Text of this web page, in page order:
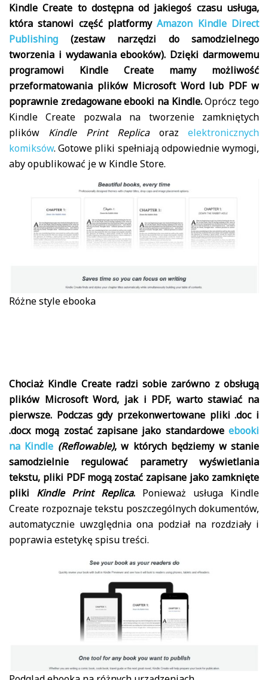
Kindle Create to dostępna od jakiegoś czasu usługa,
która stanowi część platformyAmazon Kindle Direct
Publishing (zestaw narzędzi do samodzielnego
tworzenia i wydawania ebooków). Dzięki darmowemu
programowi Kindle Create mamy możliwość
przeformatowania plików Microsoft Word lub PDF w
poprawnie zredagowane ebooki na Kindle.Oprócz tego
Kindle Create pozwala na tworzenie zamkniętych
plików Kindle Print Replicaorazelektronicznych
komiksów. Gotowe pliki spełniają odpowiednie wymogi,
aby opublikować je w Kindle Store.
Różne style ebooka
Chociaż Kindle Create radzi sobie zarówno z obsługą
plików Microsoft Word, jak i PDF, warto stawiać na
pierwsze. Podczas gdy przekonwertowane pliki .doc i
.docx mogą zostać zapisane jako standardowe ebooki
na Kindle (Reflowable), w których będziemy w stanie
samodzielnie regulować parametry wyświetlania
tekstu, pliki PDF mogą zostać zapisane jako zamknięte
pliki Kindle Print Replica. Ponieważ usługa Kindle
Create rozpoznaje tekstu poszczególnych dokumentów,
automatycznie uwzględnia ona podział na rozdziały i
poprawia estetykę spisu treści.